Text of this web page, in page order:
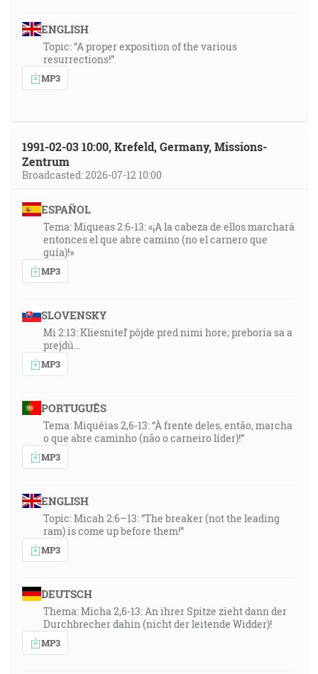
ENGLISH
Topic: “A proper exposition of the various
resurrections!”
MP3
1991-02-03 10:00, Krefeld, Germany, Missions-
Zentrum
Broadcasted: 2026-07-12 10:00
ESPAÑOL
Tema: Miqueas 2:6-13: «¡A la cabeza de ellos marchará
entonces el que abre camino (no el carnero que
guía)!»
MP3
SLOVENSKY
Mi 2:13: Kliesniteľ pôjde pred nimi hore; preboria sa a
prejdú…
MP3
PORTUGUÊS
Tema: Miquéias 2,6-13: “À frente deles, então, marcha
o que abre caminho (não o carneiro líder)!”
MP3
ENGLISH
Topic: Micah 2:6–13: “The breaker (not the leading
ram) is come up before them!”
MP3
DEUTSCH
Thema: Micha 2,6-13: An ihrer Spitze zieht dann der
Durchbrecher dahin (nicht der leitende Widder)!
MP3